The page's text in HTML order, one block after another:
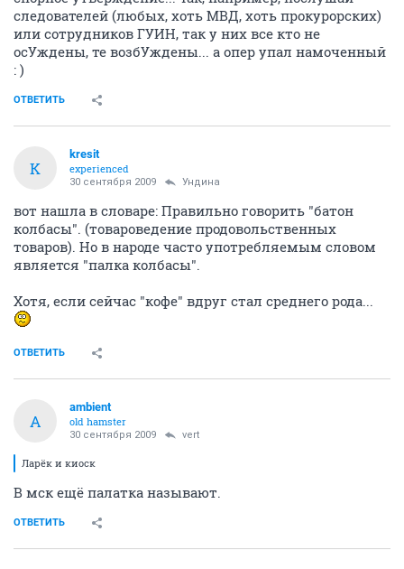
следователей (любых, хоть МВД, хоть прокурорских)
или сотрудников ГУИН, так у них все кто не
осУждены, те возбУждены... а опер упал намоченный
: )
ОТВЕТИТЬ
K
kresit
experienced
30 сентября 2009 Ундина
вот нашла в словаре: Правильно говорить "батон
колбасы". (товароведение продовольственных
товаров). Но в народе часто употребляемым словом
является "палка колбасы".
Хотя, если сейчас "кофе" вдруг стал среднего рода...
ОТВЕТИТЬ
A
ambient
old hamster
30 сентября 2009 vert
Ларёк и киоск
В мск ещё палатка называют.
ОТВЕТИТЬ